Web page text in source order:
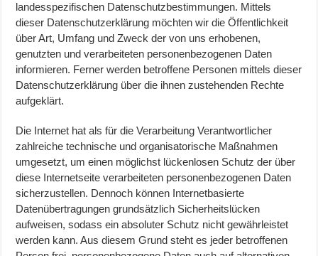
landesspezifischen Datenschutzbestimmungen. Mittels
dieser Datenschutzerklärung möchten wir die Öffentlichkeit
über Art, Umfang und Zweck der von uns erhobenen,
genutzten und verarbeiteten personenbezogenen Daten
informieren. Ferner werden betroffene Personen mittels dieser
Datenschutzerklärung über die ihnen zustehenden Rechte
aufgeklärt.
Die Internet hat als für die Verarbeitung Verantwortlicher
zahlreiche technische und organisatorische Maßnahmen
umgesetzt, um einen möglichst lückenlosen Schutz der über
diese Internetseite verarbeiteten personenbezogenen Daten
sicherzustellen. Dennoch können Internetbasierte
Datenübertragungen grundsätzlich Sicherheitslücken
aufweisen, sodass ein absoluter Schutz nicht gewährleistet
werden kann. Aus diesem Grund steht es jeder betroffenen